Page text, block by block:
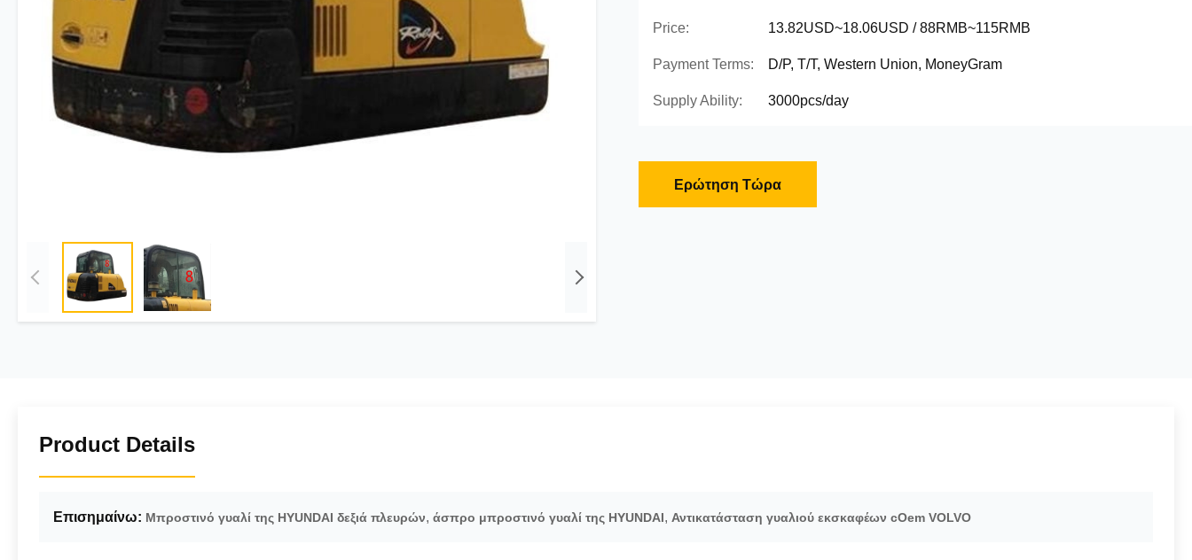
Price: 13.82USD~18.06USD / 88RMB~115RMB
Payment Terms: D/P, T/T, Western Union, MoneyGram
Supply Ability: 3000pcs/day
Ερώτηση Τώρα
Product Details
Επισημαίνω: Μπροστινό γυαλί της HYUNDAI δεξιά πλευρών, άσπρο μπροστινό γυαλί της HYUNDAI, Αντικατάσταση γυαλιού εκσκαφέων cOem VOLVO